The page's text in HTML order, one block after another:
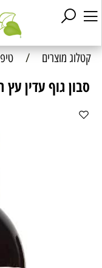
קטלוג מוצרים /
סבון גוף עדין